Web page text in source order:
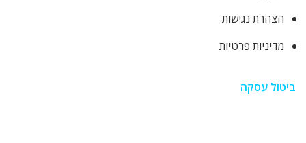
הצהרת נגישות
מדיניות פרטיות
ביטול עסקה